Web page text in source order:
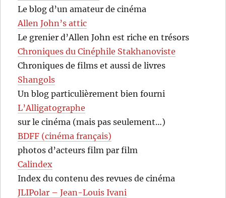
Le blog d’un amateur de cinéma
Allen John’s attic
Le grenier d’Allen John est riche en trésors
Chroniques du Cinéphile Stakhanoviste
Chroniques de films et aussi de livres
Shangols
Un blog particulièrement bien fourni
L’Alligatographe
sur le cinéma (mais pas seulement…)
BDFF (cinéma français)
photos d’acteurs film par film
Calindex
Index du contenu des revues de cinéma
JLIPolar – Jean-Louis Ivani